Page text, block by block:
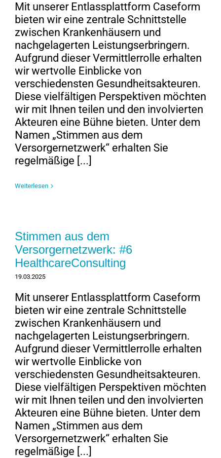
Mit unserer Entlassplattform Caseform
bieten wir eine zentrale Schnittstelle
zwischen Krankenhäusern und
nachgelagerten Leistungserbringern.
Aufgrund dieser Vermittlerrolle erhalten
wir wertvolle Einblicke von
verschiedensten Gesundheitsakteuren.
Diese vielfältigen Perspektiven möchten
wir mit Ihnen teilen und den involvierten
Akteuren eine Bühne bieten. Unter dem
Namen „Stimmen aus dem
Versorgernetzwerk“ erhalten Sie
regelmäßige [...]
Weiterlesen
Stimmen aus dem
Versorgernetzwerk: #6
HealthcareConsulting
19.03.2025
Mit unserer Entlassplattform Caseform
bieten wir eine zentrale Schnittstelle
zwischen Krankenhäusern und
nachgelagerten Leistungserbringern.
Aufgrund dieser Vermittlerrolle erhalten
wir wertvolle Einblicke von
verschiedensten Gesundheitsakteuren.
Diese vielfältigen Perspektiven möchten
wir mit Ihnen teilen und den involvierten
Akteuren eine Bühne bieten. Unter dem
Namen „Stimmen aus dem
Versorgernetzwerk“ erhalten Sie
regelmäßige [...]